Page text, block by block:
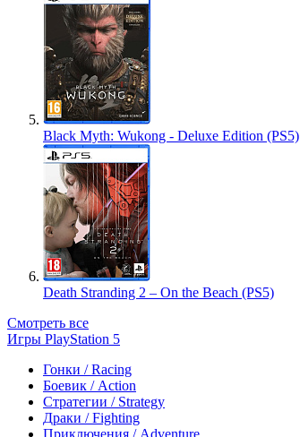
Black Myth: Wukong - Deluxe Edition (PS5)
Death Stranding 2 – On the Beach (PS5)
Смотреть все
Игры PlayStation 5
Гонки / Racing
Боевик / Action
Стратегии / Strategy
Драки / Fighting
Приключения / Adventure